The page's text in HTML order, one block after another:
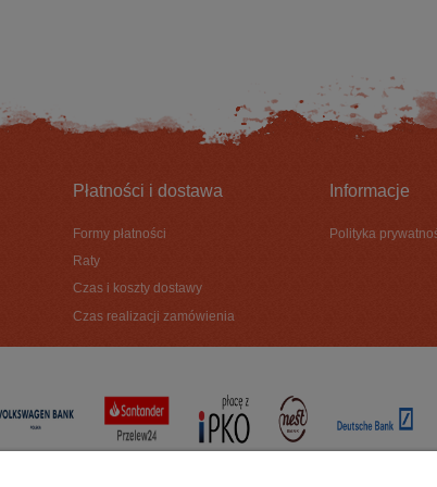
Płatności i dostawa
Formy płatności
Raty
Czas i koszty dostawy
Czas realizacji zamówienia
Informacje
Polityka